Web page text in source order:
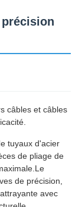
précision
câbles et câbles
tuyaux d'acier
de pliage de
de précision,
avec